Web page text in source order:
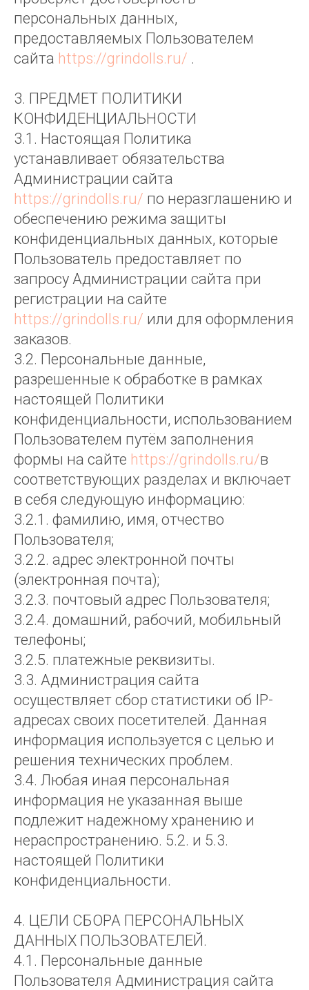
персональных данных,
предоставляемых Пользователем
сайта https://grindolls.ru/ .
3. ПРЕДМЕТ ПОЛИТИКИ
КОНФИДЕНЦИАЛЬНОСТИ
3.1. Настоящая Политика
устанавливает обязательства
Администрации сайта
https://grindolls.ru/ по неразглашению и
обеспечению режима защиты
конфиденциальных данных, которые
Пользователь предоставляет по
запросу Администрации сайта при
регистрации на сайте
https://grindolls.ru/ или для оформления
заказов.
3.2. Персональные данные,
разрешенные к обработке в рамках
настоящей Политики
конфиденциальности, использованием
Пользователем путём заполнения
формы на сайте https://grindolls.ru/в
соответствующих разделах и включает
в себя следующую информацию:
3.2.1. фамилию, имя, отчество
Пользователя;
3.2.2. адрес электронной почты
(электронная почта);
3.2.3. почтовый адрес Пользователя;
3.2.4. домашний, рабочий, мобильный
телефоны;
3.2.5. платежные реквизиты.
3.3. Администрация сайта
осуществляет сбор статистики об IP-
адресах своих посетителей. Данная
информация используется с целью и
решения технических проблем.
3.4. Любая иная персональная
информация не указанная выше
подлежит надежному хранению и
нераспространению. 5.2. и 5.3.
настоящей Политики
конфиденциальности.
4. ЦЕЛИ СБОРА ПЕРСОНАЛЬНЫХ
ДАННЫХ ПОЛЬЗОВАТЕЛЕЙ.
4.1. Персональные данные
Пользователя Администрация сайта